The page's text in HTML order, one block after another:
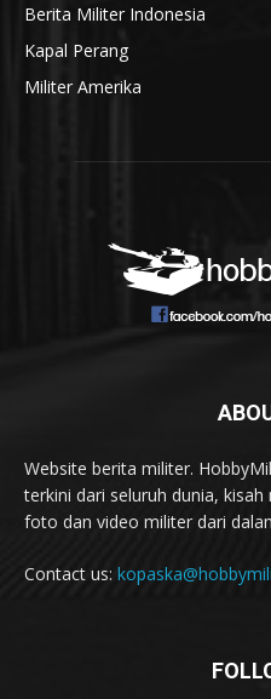
Berita Militer Indonesia
Kapal Perang
Militer Amerika
Website berita militer.
terkini dari seluruh dunia,
foto dan video militer dari
Contact us: